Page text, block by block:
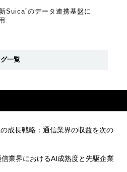
Suica”のデータ連携基盤に
一覧
成長戦略：通信業界の収益を次の
信業界におけるAI成熟度と先駆企業